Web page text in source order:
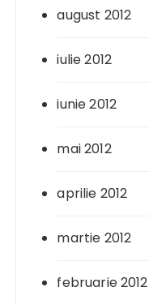
august 2012
iulie 2012
iunie 2012
mai 2012
aprilie 2012
martie 2012
februarie 2012